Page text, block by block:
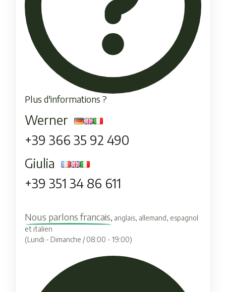
Plus d'informations ?
Werner
+39 366 35 92 490
Giulia
+39 351 34 86 611
Nous parlons francais, anglais, allemand, espagnol
et italien
(Lundi - Dimanche / 08:00 - 19:00)